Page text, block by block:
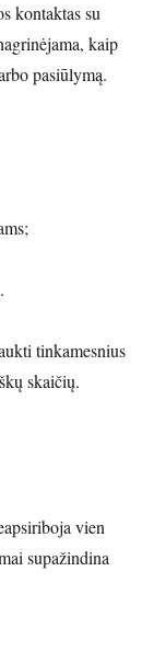
kontaktas su
kaip
pasiūlymą.
tinkamesnius
skaičių.
vien
supažindina